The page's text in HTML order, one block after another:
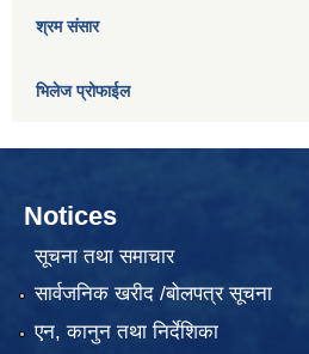
श्रम संसार
भिलेज प्रोफाईल
Notices
सूचना तथा समाचार
सार्वजनिक खरीद /बोलपत्र सूचना
एन, कानुन तथा निर्देशिका